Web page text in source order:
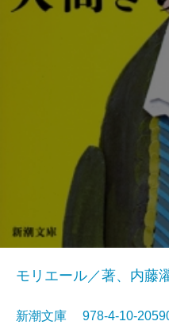
モリエール／著、内藤
新潮文庫 978-4-10-